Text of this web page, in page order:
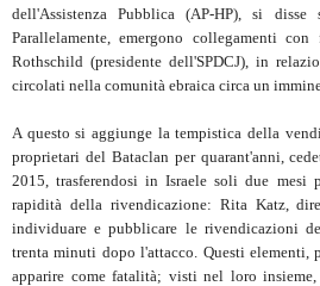
dell'Assistenza Pubblica (AP-HP), si
Parallelamente, emergono collegamenti
Rothschild (presidente dell'SPDCJ), in
circolati nella comunità ebraica circa un
A questo si aggiunge la tempistica della
proprietari del Bataclan per quarant'anni,
2015, trasferendosi in Israele soli due mesi
rapidità della rivendicazione: Rita Katz,
individuare e pubblicare le rivendicazioni
trenta minuti dopo l'attacco. Questi elementi,
apparire come fatalità; visti nel loro